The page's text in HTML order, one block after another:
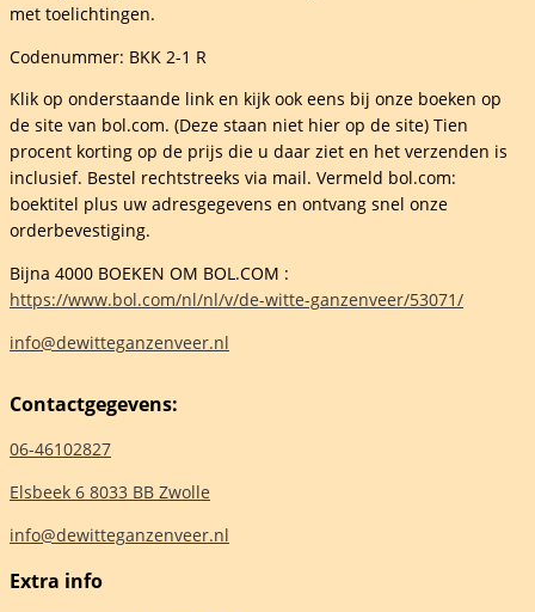
met toelichtingen.
Codenummer: BKK 2-1 R
Klik op onderstaande link en kijk ook eens bij onze boeken op
de site van bol.com. (Deze staan niet hier op de site) Tien
procent korting op de prijs die u daar ziet en het verzenden is
inclusief. Bestel rechtstreeks via mail. Vermeld bol.com:
boektitel plus uw adresgegevens en ontvang snel onze
orderbevestiging.
Bijna 4000 BOEKEN OM BOL.COM :
https://www.bol.com/nl/nl/v/de-witte-ganzenveer/53071/
info@dewitteganzenveer.nl
Contactgegevens:
06-46102827
Elsbeek 6 8033 BB Zwolle
info@dewitteganzenveer.nl
Extra info